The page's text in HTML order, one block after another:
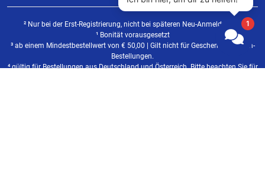
² Nur bei der Erst-Registrierung, nicht bei späteren Neu-Anmeldungen
¹ Bonität vorausgesetzt
³ ab einem Mindestbestellwert von € 50,00 | Gilt nicht für Geschenkgutschein-
Bestellungen.
⁴ gültig für Bestellungen aus Deutschland und Österreich. Bitte beachten Sie für